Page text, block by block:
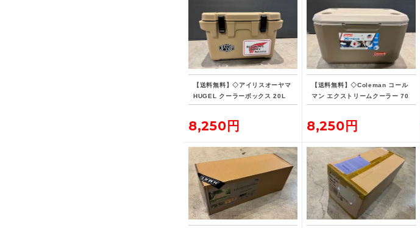
【送料無料】◇アイリスオーヤマ
HUGEL クーラーボックス 20L
8,250円
【送料無料】◇Coleman コール
マン エクストリームクーラー 70
QT タンカラー
8,250円